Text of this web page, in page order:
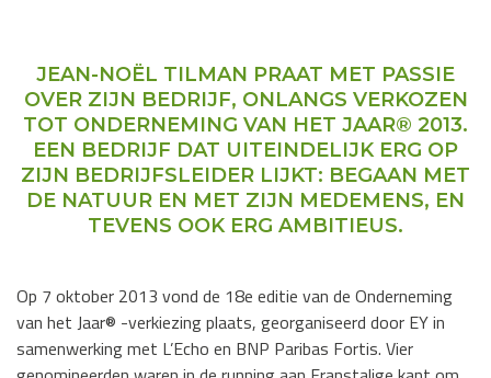
JEAN-NOËL TILMAN PRAAT MET PASSIE
OVER ZIJN BEDRIJF, ONLANGS VERKOZEN
TOT ONDERNEMING VAN HET JAAR® 2013.
EEN BEDRIJF DAT UITEINDELIJK ERG OP
ZIJN BEDRIJFSLEIDER LIJKT: BEGAAN MET
DE NATUUR EN MET ZIJN MEDEMENS, EN
TEVENS OOK ERG AMBITIEUS.
Op 7 oktober 2013 vond de 18e editie van de Onderneming
van het Jaar® -verkiezing plaats, georganiseerd door EY in
samenwerking met L’Echo en BNP Paribas Fortis. Vier